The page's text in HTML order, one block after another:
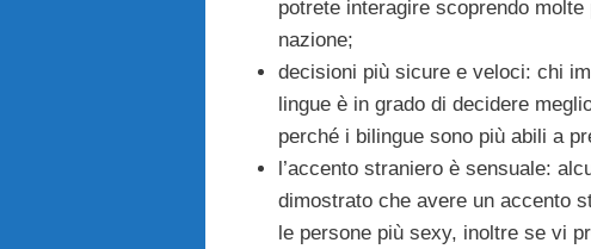
potrete interagire scoprendo
nazione;
decisioni più sicure e veloci: chi
lingue è in grado di decidere
perché i bilingue sono più abili a
l’accento straniero è sensuale:
dimostrato che avere un accento
le persone più sexy, inoltre se vi